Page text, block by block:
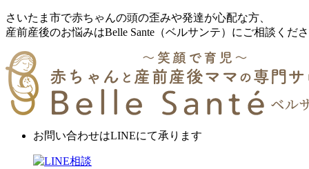
さいたま市で⾚ちゃんの頭の歪みや発達が⼼配な⽅、
産前産後のお悩みはBelle Sante（ベルサンテ）にご相談くだ
お問い合わせはLINEにて承ります